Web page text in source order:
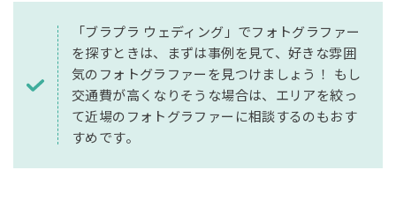
「ブラプラ ウェディング」でフォトグラファー
を探すときは、まずは事例を見て、好きな雰囲
気のフォトグラファーを見つけましょう！ もし
交通費が高くなりそうな場合は、エリアを絞っ
て近場のフォトグラファーに相談するのもおす
すめです。